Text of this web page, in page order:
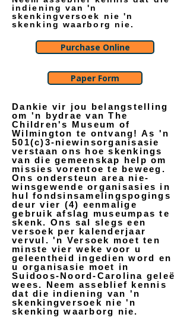
indiening van 'n
skenkingversoek nie 'n
skenking waarborg nie.
Purchase Online
Paper Form
Dankie vir jou belangstelling
om 'n bydrae van The
Children's Museum of
Wilmington te ontvang! As 'n
501(c)3-niewinsorganisasie
verstaan ons hoe skenkings
van die gemeenskap help om
missies vorentoe te beweeg.
Ons ondersteun area nie-
winsgewende organisasies in
hul fondsinsamelingspogings
deur vier (4) eenmalige
gebruik afslag museumpas te
skenk. Ons sal slegs een
versoek per kalenderjaar
vervul. 'n Versoek moet ten
minste vier weke voor u
geleentheid ingedien word en
u organisasie moet in
Suidoos-Noord-Carolina geleë
wees. Neem asseblief kennis
dat die indiening van 'n
skenkingversoek nie 'n
skenking waarborg nie.